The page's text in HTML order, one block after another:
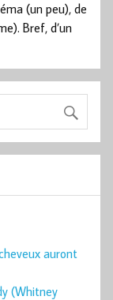
(un peu), de
Bref, d’un
auront
(Whitney